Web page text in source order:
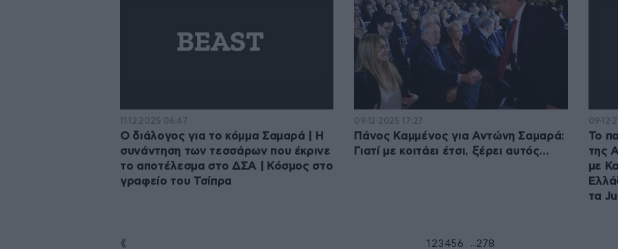
11·12·2025 06:47
Ο διάλογος για το κόμμα Σαμαρά | Η
συνάντηση των τεσσάρων που έκρινε
το αποτέλεσμα στο ΔΣΑ | Κόσμος στο
γραφείο του Τσίπρα
09·12·2025 17:27
Πάνος Καμμένος για Αντώνη Σαμαρά:
Γιατί με κοιτάει έτσι, ξέρει αυτός…
Το
της
με
τα
1 23 45 6 ...278